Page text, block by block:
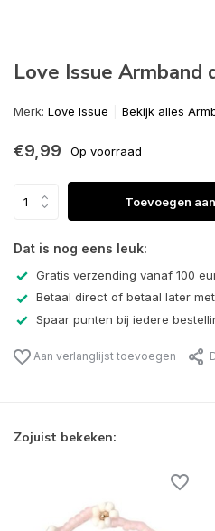
Love Issue Armband
Merk: Love Issue Bekijk alles
€9,99 Op voorraad
Toevoegen
Dat is nog eens leuk:
Gratis verzending vanaf 100
Betaal direct of betaal later
Spaar punten bij iedere
Aan verlanglijst toevoegen
Zojuist bekeken: